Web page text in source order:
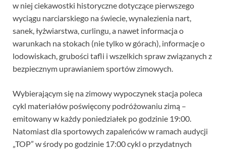
w niej ciekawostki historyczne dotyczące pierwszego
wyciągu narciarskiego na świecie, wynalezienia nart,
sanek, łyżwiarstwa, curlingu, a nawet informacja o
warunkach na stokach (nie tylko w górach), informacje o
lodowiskach, grubości tafli i wszelkich spraw związanych z
bezpiecznym uprawianiem sportów zimowych.
Wybierającym się na zimowy wypoczynek stacja poleca
cykl materiałów poświęcony podróżowaniu zimą –
emitowany w każdy poniedziałek po godzinie 19:00.
Natomiast dla sportowych zapaleńców w ramach audycji
„TOP” w środy po godzinie 17:00 cykl o przydatnych